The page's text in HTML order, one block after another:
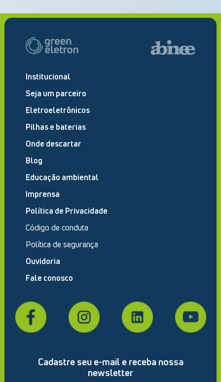
Institucional
Seja um parceiro
Eletroeletrônicos
Pilhas e baterias
Onde descartar
Blog
Educação ambiental
Imprensa
Política de Privacidade
Código de conduta
Política de segurança
Ouvidoria
Fale conosco
Cadastre seu e-mail e receba nossa
newsletter